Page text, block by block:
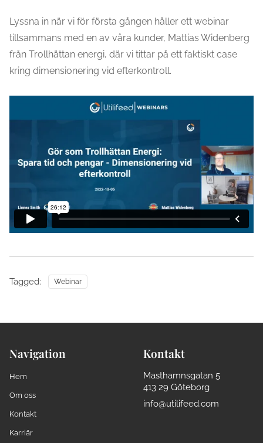
Lyssna in när vi för första gången håller ett webinar
tillsammans med en av våra kunder, Mattias Widenberg
från Trollhättan energi, där vi tittar på ett faktiskt case
kring dimensionering vid efterkontroll.
Tagged: Webinar
Navigation
Hem
Om oss
Kontakt
Karriär
Kontakt
Masthamnsgatan 5
413 29 Göteborg
info@utilifeed.com